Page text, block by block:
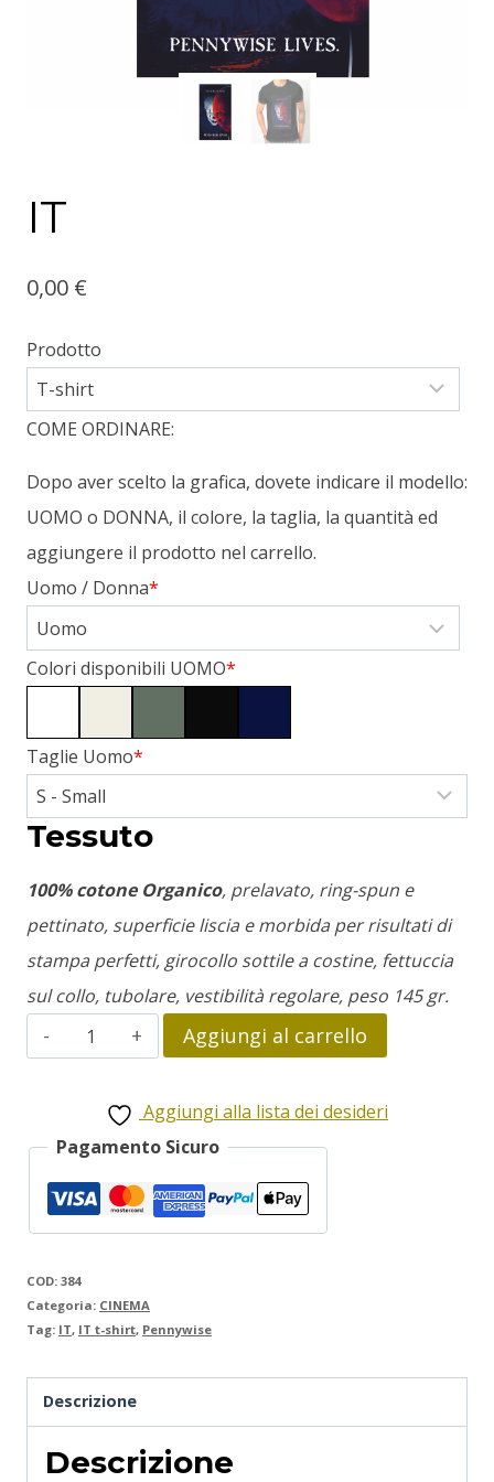
IT
0,00 €
Prodotto
COME ORDINARE:
Dopo aver scelto la grafica, dovete indicare il modello:
UOMO o DONNA, il colore, la taglia, la quantità ed
aggiungere il prodotto nel carrello.
*
Uomo / Donna
*
Colori disponibili UOMO
*
Taglie Uomo
Tessuto
100% cotone Organico, prelavato, ring-spun e
pettinato, superficie liscia e morbida per risultati di
stampa perfetti, girocollo sottile a costine, fettuccia
sul collo, tubolare, vestibilità regolare, peso 145 gr.
quantità
Aggiungi al carrello
Aggiungi alla lista dei desideri
Pagamento Sicuro
COD: 384
Categoria: CINEMA
Tag: IT, IT t-shirt, Pennywise
Descrizione
Descrizione